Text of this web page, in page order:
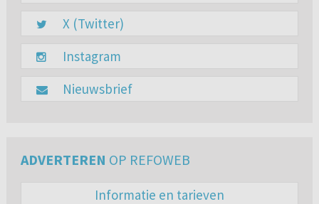
X (Twitter)
Instagram
Nieuwsbrief
ADVERTEREN OP REFOWEB
Informatie en tarieven